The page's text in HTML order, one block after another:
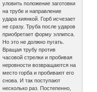
уловить положение заготовки
на трубе и направление
удара киянкой. Горб исчезает
не сразу. Труба после ударов
приобретает форму эллипса.
Но это не должно пугать.
Вращая трубу против
часовой стрелки и пробивая
неровности возвращаются на
место горба и пробивают его
снова. И так поступают
несколько раз. Постепенно,